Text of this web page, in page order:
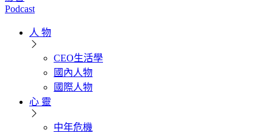
Podcast
人 物
CEO生活學
國內人物
國際人物
心 靈
中年危機